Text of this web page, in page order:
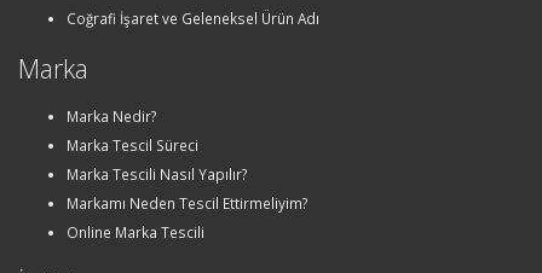
Coğrafi İşaret ve Geleneksel Ürün Adı
Marka
Marka Nedir?
Marka Tescil Süreci
Marka Tescili Nasıl Yapılır?
Markamı Neden Tescil Ettirmeliyim?
Online Marka Tescili